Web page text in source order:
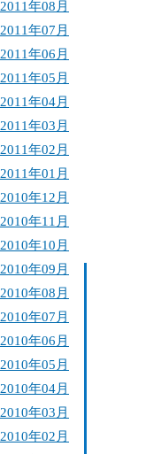
2011年08月
2011年07月
2011年06月
2011年05月
2011年04月
2011年03月
2011年02月
2011年01月
2010年12月
2010年11月
2010年10月
2010年09月
2010年08月
2010年07月
2010年06月
2010年05月
2010年04月
2010年03月
2010年02月